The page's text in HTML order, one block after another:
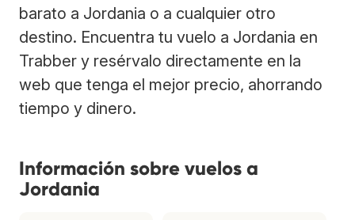
barato a Jordania o a cualquier otro
destino. Encuentra tu vuelo a Jordania en
Trabber y resérvalo directamente en la
web que tenga el mejor precio, ahorrando
tiempo y dinero.
Información sobre vuelos a
Jordania